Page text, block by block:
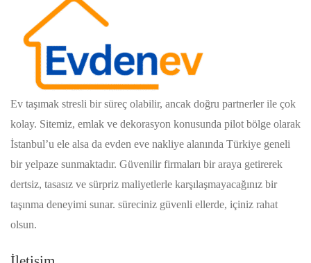
Ev taşımak stresli bir süreç olabilir, ancak doğru partnerler ile çok
kolay. Sitemiz, emlak ve dekorasyon konusunda pilot bölge olarak
İstanbul’u ele alsa da evden eve nakliye alanında Türkiye geneli
bir yelpaze sunmaktadır. Güvenilir firmaları bir araya getirerek
dertsiz, tasasız ve sürpriz maliyetlerle karşılaşmayacağınız bir
taşınma deneyimi sunar. süreciniz güvenli ellerde, içiniz rahat
olsun.